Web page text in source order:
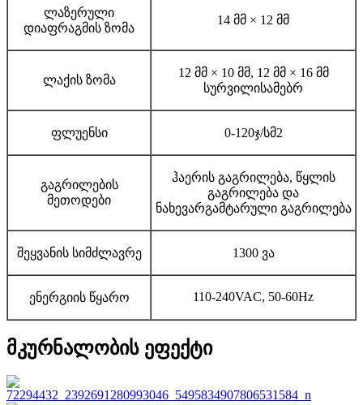
ლაზერული
დიაფრაგმის ზომა
14 მმ × 12 მმ
ლაქის ზომა
12 მმ × 10 მმ, 12 მმ × 16 მმ
სურვილისამებრ
ფლუენსი 0-120ჯ/სმ2
გაგრილების
მეთოდები
ჰაერის გაგრილება, წყლის
გაგრილება და
ნახევარგამტარული გაგრილება
შეყვანის სიმძლავრე 1300 ვა
ენერგიის წყარო 110-240VAC, 50-60Hz
მკურნალობის ეფექტი